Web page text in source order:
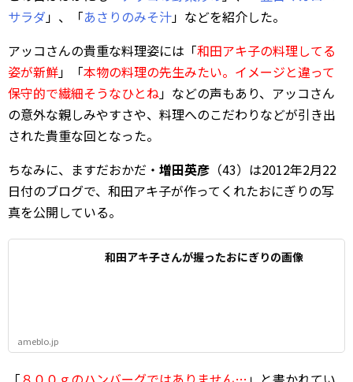
サラダ」、「あさりのみそ汁」などを紹介した。
アッコさんの貴重な料理姿には「和田アキ子の料理してる
姿が新鮮」「本物の料理の先生みたい。イメージと違って
保守的で繊細そうなひとね」などの声もあり、アッコさん
の意外な親しみやすさや、料理へのこだわりなどが引き出
された貴重な回となった。
ちなみに、ますだおかだ・ 増田英彦 （43）は2012年2月22
日付のブログで、和田アキ子が作ってくれたおにぎりの写
真を公開している。
和田アキ子さんが握ったおにぎりの画像
ameblo.jp